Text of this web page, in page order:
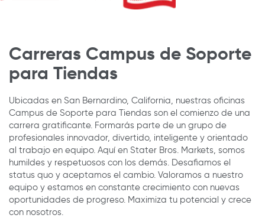
Carreras Campus de Soporte
para Tiendas
Ubicadas en San Bernardino, California, nuestras oficinas
Campus de Soporte para Tiendas son el comienzo de una
carrera gratificante. Formarás parte de un grupo de
profesionales innovador, divertido, inteligente y orientado
al trabajo en equipo. Aquí en Stater Bros. Markets, somos
humildes y respetuosos con los demás. Desafiamos el
status quo y aceptamos el cambio. Valoramos a nuestro
equipo y estamos en constante crecimiento con nuevas
oportunidades de progreso. Maximiza tu potencial y crece
con nosotros.